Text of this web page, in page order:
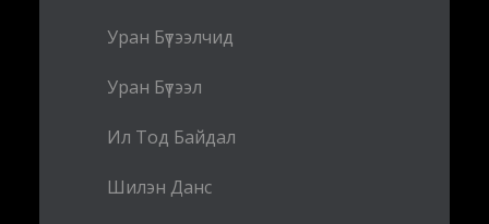
Уран Бүтээлчид
Уран Бүтээл
Ил Тод Байдал
Шилэн Данс